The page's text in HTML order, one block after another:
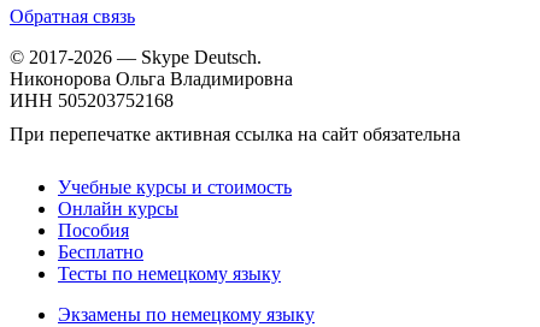
Обратная связь
© 2017-2026 — Skype Deutsch.
Никонорова Ольга Владимировна
ИНН 505203752168
При перепечатке активная ссылка на сайт обязательна
Учебные курсы и стоимость
Онлайн курсы
Пособия
Бесплатно
Тесты по немецкому языку
Экзамены по немецкому языку